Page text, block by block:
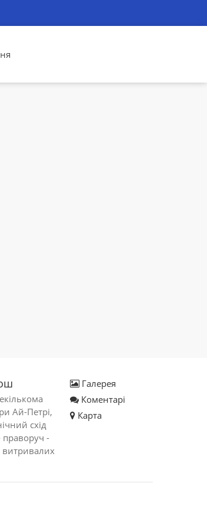
Ай-Петрі,
схід
праворуч -
витривалих
Галерея
Коментарі
Карта